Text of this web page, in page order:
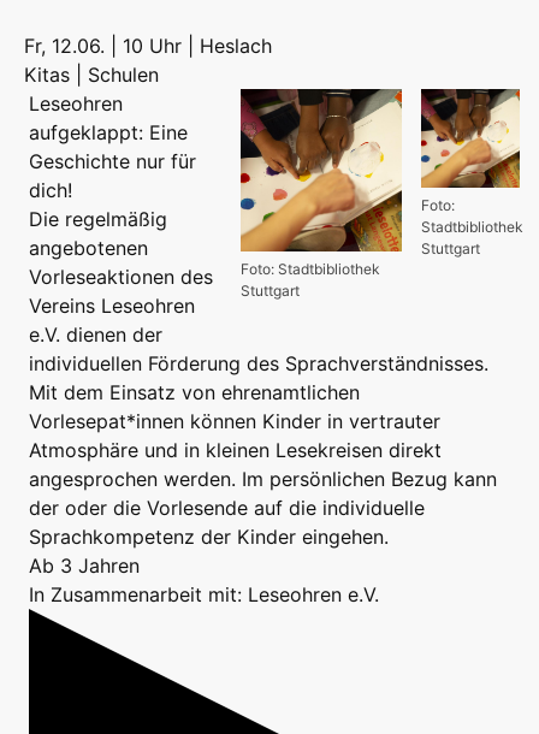
Fr, 12.06. | 10 Uhr | Heslach
Kitas | Schulen
Foto:
Stadtbibliothek
Stuttgart
Foto: Stadtbibliothek
Stuttgart
Leseohren
aufgeklappt: Eine
Geschichte nur für
dich!
Die regelmäßig
angebotenen
Vorleseaktionen des
Vereins Leseohren
e.V. dienen der
individuellen Förderung des Sprachverständnisses.
Mit dem Einsatz von ehrenamtlichen
Vorlesepat*innen können Kinder in vertrauter
Atmosphäre und in kleinen Lesekreisen direkt
angesprochen werden. Im persönlichen Bezug kann
der oder die Vorlesende auf die individuelle
Sprachkompetenz der Kinder eingehen.
Ab 3 Jahren
In Zusammenarbeit mit: Leseohren e.V.